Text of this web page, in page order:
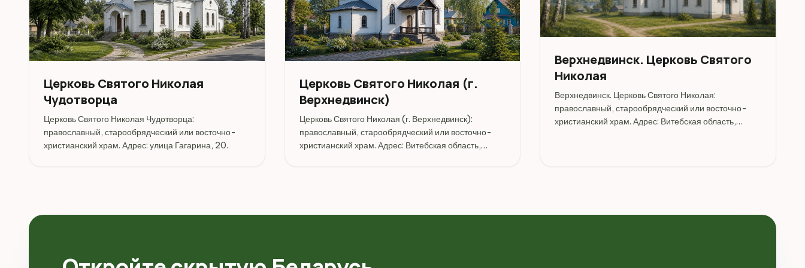
Церковь Святого Николая
Чудотворца
Церковь Святого Николая Чудотворца:
православный, старообрядческий или восточно-
христианский храм. Адрес: улица Гагарина, 20.
Церковь Святого Николая (г.
Верхнедвинск)
Церковь Святого Николая (г. Верхнедвинск):
православный, старообрядческий или восточно-
христианский храм. Адрес: Витебская область,
Верхнедвинск. Церковь Святого
Николая
Верхнедвинск. Церковь Святого Николая:
православный, старообрядческий или восточно-
христианский храм. Адрес: Витебская область,